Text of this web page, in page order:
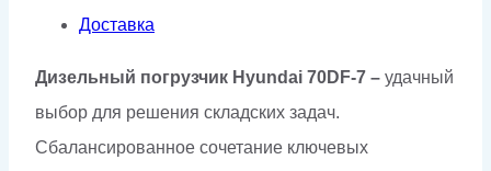
Доставка
Дизельный погрузчик Hyundai 70DF-7 – удачный
выбор для решения складских задач.
Сбалансированное сочетание ключевых